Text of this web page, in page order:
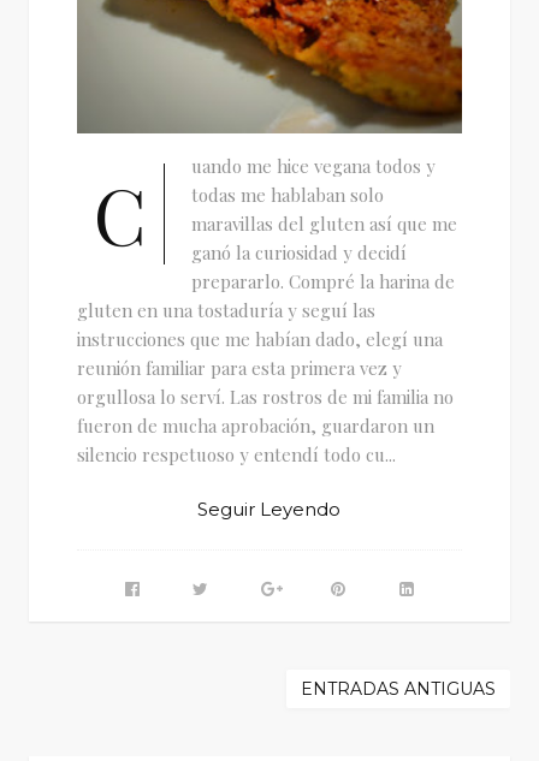
C
uando me hice vegana todos y
todas me hablaban solo
maravillas del gluten así que me
ganó la curiosidad y decidí
prepararlo. Compré la harina de
gluten en una tostaduría y seguí las
instrucciones que me habían dado, elegí una
reunión familiar para esta primera vez y
orgullosa lo serví. Las rostros de mi familia no
fueron de mucha aprobación, guardaron un
silencio respetuoso y entendí todo cu...
Seguir Leyendo
ENTRADAS ANTIGUAS